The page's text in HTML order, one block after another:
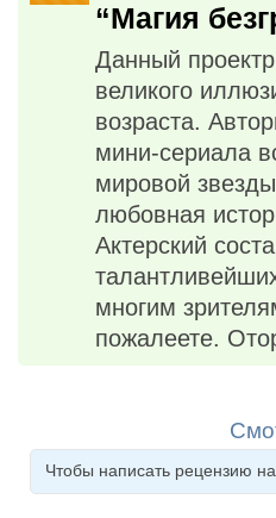
“Магия
Данный
великого
возраста.
мини-сериала
мировой
любовная
Актерский
многим
пожалеете.
Чтобы написать рецензию